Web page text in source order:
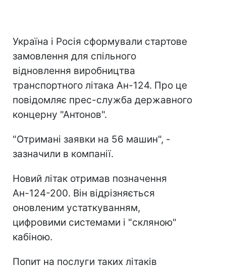
Україна і Росія сформували стартове
замовлення для спільного
відновлення виробництва
транспортного літака Ан-124. Про це
повідомляє прес-служба державного
концерну "Антонов".
"Отримані заявки на 56 машин", -
зазначили в компанії.
Новий літак отримав позначення
Ан-124-200. Він відрізняється
оновленим устаткуванням,
цифровими системами і "скляною"
кабіною.
Попит на послуги таких літаків